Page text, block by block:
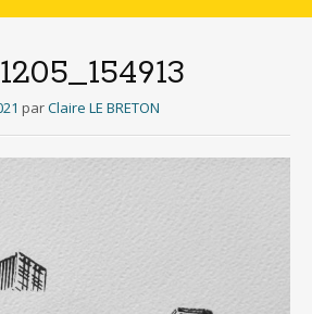
parClaire LE BRETON